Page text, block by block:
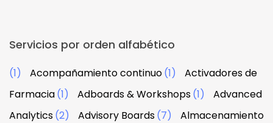
Servicios por orden alfabético
(1) Acompañamiento continuo(1)
Activadores de
Farmacia(1) Adboards & Workshops(1)
Advanced
Analytics(2) Advisory Boards(7)
Almacenamiento